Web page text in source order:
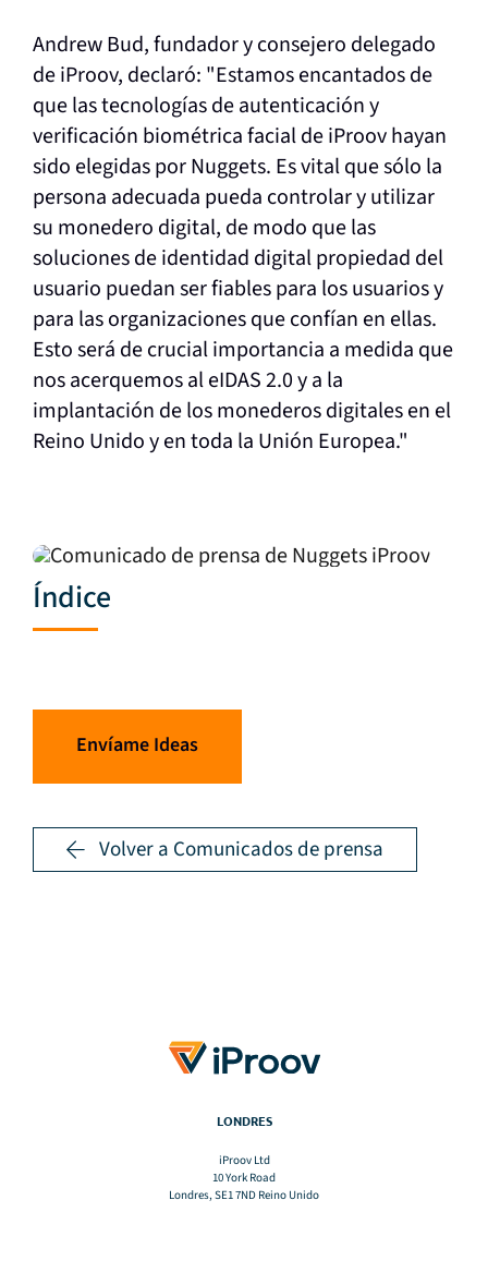
Andrew Bud, fundador y consejero delegado
de iProov, declaró: "Estamos encantados de
que las tecnologías de autenticación y
verificación biométrica facial de iProov hayan
sido elegidas por Nuggets. Es vital que sólo la
persona adecuada pueda controlar y utilizar
su monedero digital, de modo que las
soluciones de identidad digital propiedad del
usuario puedan ser fiables para los usuarios y
para las organizaciones que confían en ellas.
Esto será de crucial importancia a medida que
nos acerquemos al eIDAS 2.0 y a la
implantación de los monederos digitales en el
Reino Unido y en toda la Unión Europea."
Índice
Envíame Ideas
Volver a Comunicados de prensa
LONDRES
iProov Ltd
10 York Road
Londres, SE1 7ND Reino Unido